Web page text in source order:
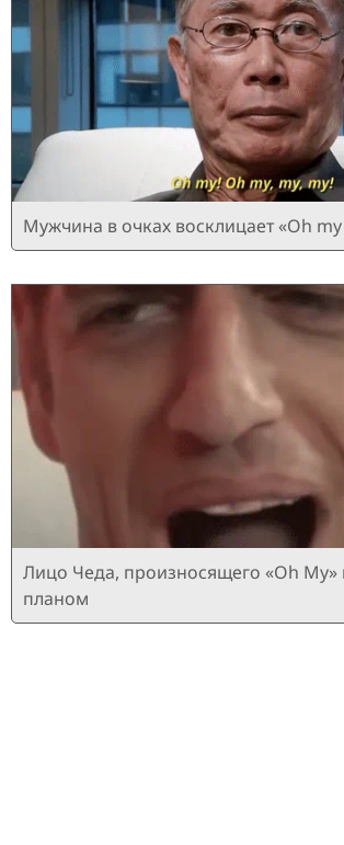
Мужчина в очках восклицает «Oh
Лицо Чеда, произносящего «Oh
планом